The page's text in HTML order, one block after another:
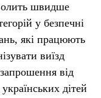
швидше
у безпечні
які працюють
виїзд
від
дітей